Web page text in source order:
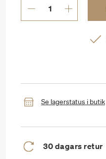
Se lagerstatus i butik
30 dagars retur